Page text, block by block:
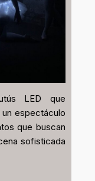
LED que
un espectáculo
que buscan
sofisticada